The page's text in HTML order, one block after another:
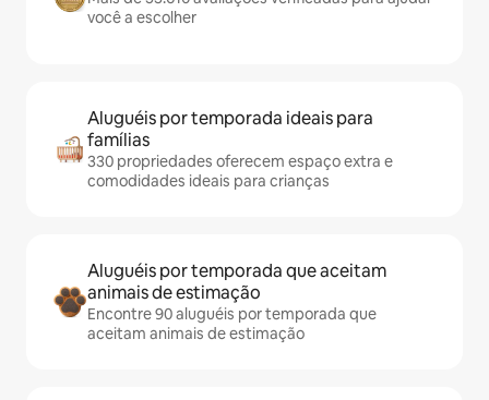
você a escolher
Aluguéis por temporada ideais para
famílias
330 propriedades oferecem espaço extra e
comodidades ideais para crianças
Aluguéis por temporada que aceitam
animais de estimação
Encontre 90 aluguéis por temporada que
aceitam animais de estimação